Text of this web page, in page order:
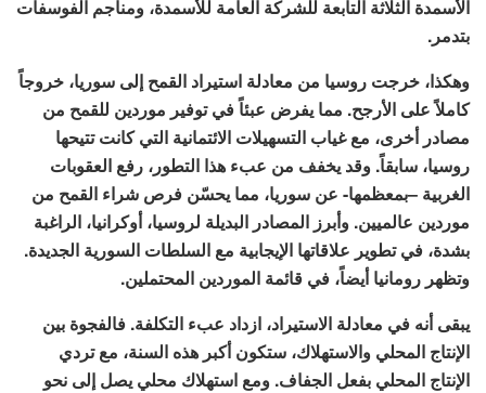
الأسمدة الثلاثة التابعة للشركة العامة للأسمدة، ومناجم الفوسفات
بتدمر.
وهكذا، خرجت روسيا من معادلة استيراد القمح إلى سوريا، خروجاً
كاملاً على الأرجح. مما يفرض عبئاً في توفير موردين للقمح من
مصادر أخرى، مع غياب التسهيلات الائتمانية التي كانت تتيحها
روسيا، سابقاً. وقد يخفف من عبء هذا التطور، رفع العقوبات
الغربية –بمعظمها- عن سوريا، مما يحسّن فرص شراء القمح من
موردين عالميين. وأبرز المصادر البديلة لروسيا، أوكرانيا، الراغبة
بشدة، في تطوير علاقاتها الإيجابية مع السلطات السورية الجديدة.
وتظهر رومانيا أيضاً، في قائمة الموردين المحتملين.
يبقى أنه في معادلة الاستيراد، ازداد عبء التكلفة. فالفجوة بين
الإنتاج المحلي والاستهلاك، ستكون أكبر هذه السنة، مع تردي
الإنتاج المحلي بفعل الجفاف. ومع استهلاك محلي يصل إلى نحو